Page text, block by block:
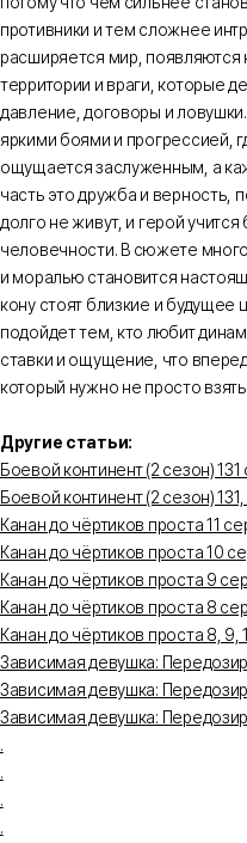
противники и тем сложнее
расширяется мир,
территории и враги, которые
давление, договоры и
яркими боями и прогрессией,
ощущается заслуженным, а
часть это дружба и верность,
долго не живут, и герой
человечности. В сюжете
и моралью становится
кону стоят близкие и будущее
подойдет тем, кто любит
ставки и ощущение, что
который нужно не просто
Другие статьи:
Боевой континент (2 сезон)
Боевой континент (2 сезон) 131,
Канан до чёртиков проста 11
Канан до чёртиков проста 10
Канан до чёртиков проста 9
Канан до чёртиков проста 8
Канан до чёртиков проста 8, 9,
Зависимая девушка:
Зависимая девушка:
Зависимая девушка:
.
.
.
.